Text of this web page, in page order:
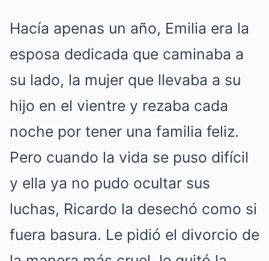
Hacía apenas un año, Emilia era la
esposa dedicada que caminaba a
su lado, la mujer que llevaba a su
hijo en el vientre y rezaba cada
noche por tener una familia feliz.
Pero cuando la vida se puso difícil
y ella ya no pudo ocultar sus
luchas, Ricardo la desechó como si
fuera basura. Le pidió el divorcio de